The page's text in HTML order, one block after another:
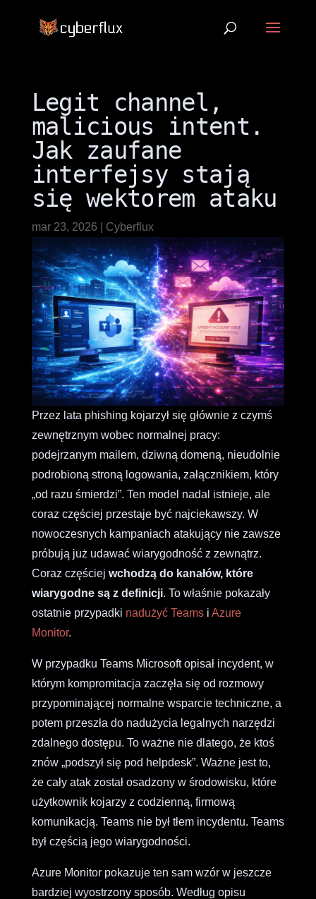
Legit channel,
malicious intent.
Jak zaufane
interfejsy stają
się wektorem ataku
mar 23, 2026 Cyberflux
Przez lata phishing kojarzył się głównie z czymś
zewnętrznym wobec normalnej pracy:
podejrzanym mailem, dziwną domeną, nieudolnie
podrobioną stroną logowania, załącznikiem, który
„od razu śmierdzi”. Ten model nadal istnieje, ale
coraz częściej przestaje być najciekawszy. W
nowoczesnych kampaniach atakujący nie zawsze
próbują już udawać wiarygodność z zewnątrz.
Coraz częściej wchodzą do kanałów, które
wiarygodne są z definicji. To właśnie pokazały
ostatnie przypadki nadużyć Teamsi Azure
Monitor.
W przypadku Teams Microsoft opisał incydent, w
którym kompromitacja zaczęła się od rozmowy
przypominającej normalne wsparcie techniczne, a
potem przeszła do nadużycia legalnych narzędzi
zdalnego dostępu. To ważne nie dlatego, że ktoś
znów „podszył się pod helpdesk”. Ważne jest to,
że cały atak został osadzony w środowisku, które
użytkownik kojarzy z codzienną, firmową
komunikacją. Teams nie był tłem incydentu. Teams
był częścią jego wiarygodności.
Azure Monitor pokazuje ten sam wzór w jeszcze
bardziej wyostrzony sposób. Według opisu